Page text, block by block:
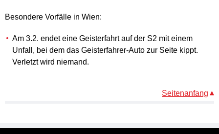
Besondere Vorfälle in Wien:
Am 3.2. endet eine Geisterfahrt auf der S2 mit einem
Unfall, bei dem das Geisterfahrer-Auto zur Seite kippt.
Verletzt wird niemand.
Seitenanfang